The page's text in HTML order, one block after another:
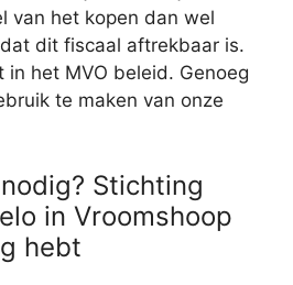
van het kopen dan wel
dit fiscaal aftrekbaar is.
in het MVO beleid. Genoeg
te maken van onze
Stichting
in Vroomshoop
hebt